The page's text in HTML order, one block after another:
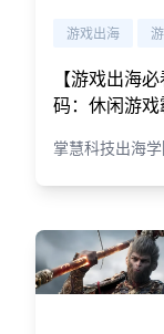
游戏出海
【游戏出海
码：休闲游
掌慧科技出海